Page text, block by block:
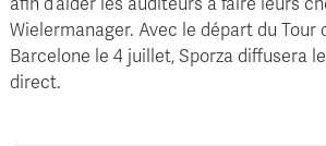
afin d’aider les auditeurs à faire leurs
Wielermanager. Avec le départ du Tour
Barcelone le 4 juillet, Sporza diffusera
direct.